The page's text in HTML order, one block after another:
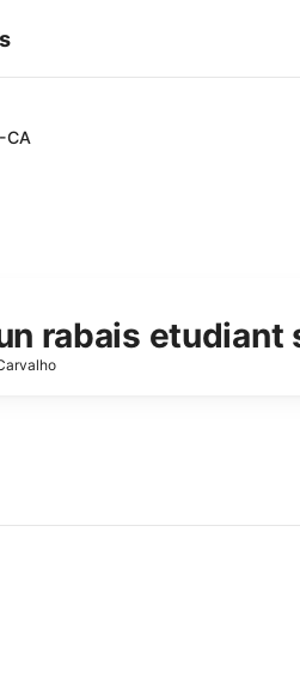
CA
rabais